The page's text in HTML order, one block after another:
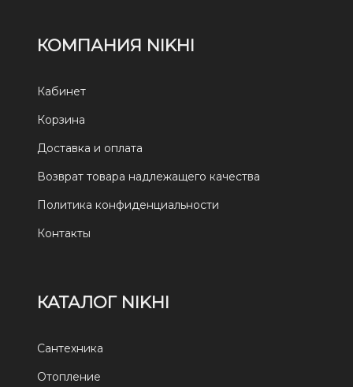
КОМПАНИЯ NIKHI
Кабинет
Корзина
Доставка и оплата
Возврат товара надлежащего качества
Политика конфиденциальности
Контакты
КАТАЛОГ NIKHI
Сантехника
Отопление